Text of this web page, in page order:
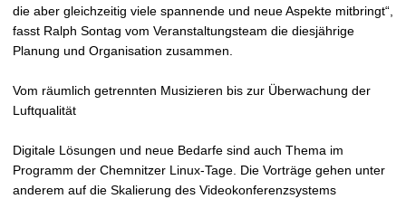
die aber gleichzeitig viele spannende und neue Aspekte mitbringt“,
fasst Ralph Sontag vom Veranstaltungsteam die diesjährige
Planung und Organisation zusammen.
Vom räumlich getrennten Musizieren bis zur Überwachung der
Luftqualität
Digitale Lösungen und neue Bedarfe sind auch Thema im
Programm der Chemnitzer Linux-Tage. Die Vorträge gehen unter
anderem auf die Skalierung des Videokonferenzsystems